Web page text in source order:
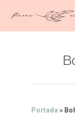
Hit enter
Portada»